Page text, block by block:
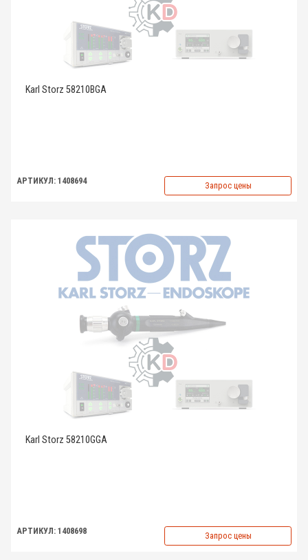
Karl Storz 58210BGA
АРТИКУЛ: 1408694 Запрос цены
Karl Storz 58210GGA
АРТИКУЛ: 1408698 Запрос цены